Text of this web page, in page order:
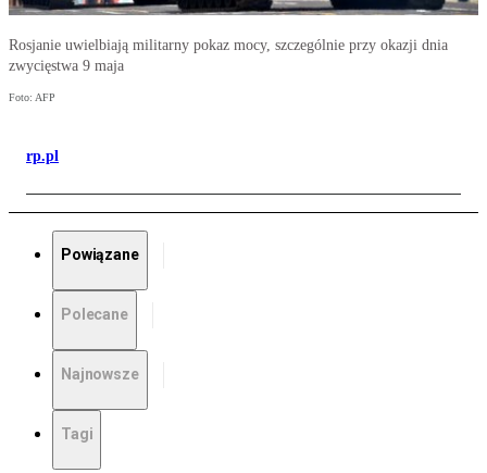
Rosjanie uwielbiają militarny pokaz mocy, szczególnie przy okazji dnia
zwycięstwa 9 maja
Foto: AFP
rp.pl
Powiązane
Polecane
Najnowsze
Tagi